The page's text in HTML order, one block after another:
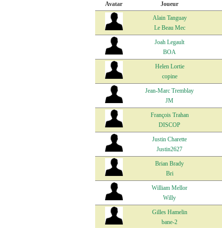
Avatar Joueur
Alain Tanguay
Le Beau Mec
Joah Legault
BOA
Helen Lortie
copine
Jean-Marc Tremblay
JM
François Trahan
DISCOP
Justin Charette
Justin2627
Brian Brady
Bri
William Mellor
Willy
Gilles Hamelin
bane-2